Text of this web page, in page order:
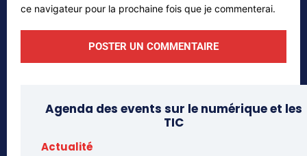
ce navigateur pour la prochaine fois que je commenterai.
Agenda des events sur le numérique et les
TIC
Actualité